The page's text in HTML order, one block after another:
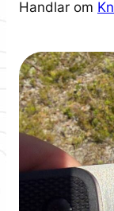
Handlar om